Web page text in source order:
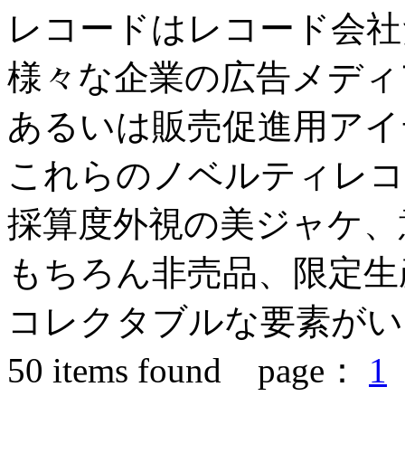
レコードはレコード会
様々な企業の広告メデ
あるいは販売促進用ア
これらのノベルティレ
採算度外視の美ジャケ
もちろん非売品、限定
コレクタブルな要素が
50 items found page： 1